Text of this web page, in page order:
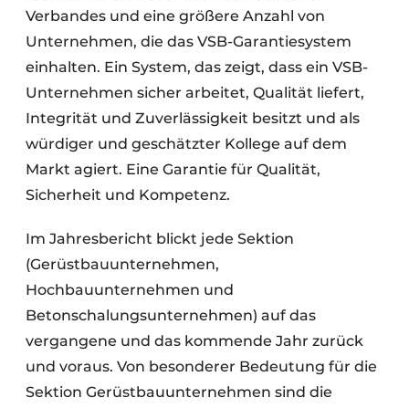
Verbandes und eine größere Anzahl von
Unternehmen, die das VSB-Garantiesystem
einhalten. Ein System, das zeigt, dass ein VSB-
Unternehmen sicher arbeitet, Qualität liefert,
Integrität und Zuverlässigkeit besitzt und als
würdiger und geschätzter Kollege auf dem
Markt agiert. Eine Garantie für Qualität,
Sicherheit und Kompetenz.
Im Jahresbericht blickt jede Sektion
(Gerüstbauunternehmen,
Hochbauunternehmen und
Betonschalungsunternehmen) auf das
vergangene und das kommende Jahr zurück
und voraus. Von besonderer Bedeutung für die
Sektion Gerüstbauunternehmen sind die